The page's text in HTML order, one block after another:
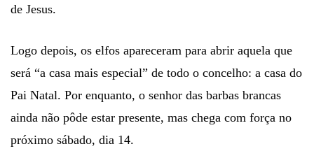
de Jesus.
Logo depois, os elfos apareceram para abrir aquela que
será “a casa mais especial” de todo o concelho: a casa do
Pai Natal. Por enquanto, o senhor das barbas brancas
ainda não pôde estar presente, mas chega com força no
próximo sábado, dia 14.